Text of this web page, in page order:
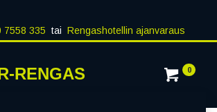
7558 335 tai Rengashotellin ajanvaraus
RENGAS 0